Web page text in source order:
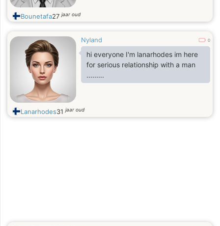
Bounetafa27jaar oud
Nyland 0
hi everyone I'm lanarhodes im here
for serious relationship with a man
.........
Lanarhodes31jaar oud